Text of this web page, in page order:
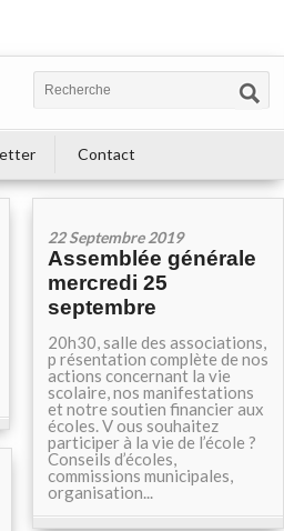
Contact
22 Septembre 2019
Assemblée générale
mercredi 25
septembre
20h30, salle des associations,
p résentation complète de nos
actions concernant la vie
scolaire, nos manifestations
et notre soutien financier aux
écoles. V ous souhaitez
participer à la vie de l’école ?
Conseils d’écoles,
commissions municipales,
organisation...